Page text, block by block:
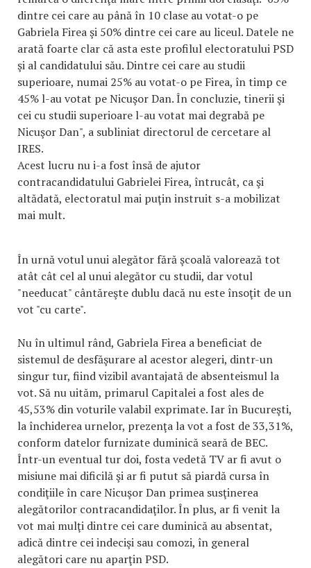
dintre cei care au până în 10 clase au votat-o pe
Gabriela Firea şi 50% dintre cei care au liceul. Datele ne
arată foarte clar că asta este profilul electoratului PSD
şi al candidatului său. Dintre cei care au studii
superioare, numai 25% au votat-o pe Firea, în timp ce
45% l-au votat pe Nicuşor Dan. În concluzie, tinerii şi
cei cu studii superioare l-au votat mai degrabă pe
Nicuşor Dan", a subliniat directorul de cercetare al
IRES.
Acest lucru nu i-a fost însă de ajutor
contracandidatului Gabrielei Firea, întrucât, ca şi
altădată, electoratul mai puţin instruit s-a mobilizat
mai mult.
În urnă votul unui alegător fără şcoală valorează tot
atât cât cel al unui alegător cu studii, dar votul
"needucat" cântăreşte dublu dacă nu este însoţit de un
vot "cu carte".
Nu în ultimul rând, Gabriela Firea a beneficiat de
sistemul de desfăşurare al acestor alegeri, dintr-un
singur tur, fiind vizibil avantajată de absenteismul la
vot. Să nu uităm, primarul Capitalei a fost ales de
45,53% din voturile valabil exprimate. Iar în Bucureşti,
la închiderea urnelor, prezenţa la vot a fost de 33,31%,
conform datelor furnizate duminică seară de BEC.
Într-un eventual tur doi, fosta vedetă TV ar fi avut o
misiune mai dificilă şi ar fi putut să piardă cursa în
condiţiile în care Nicuşor Dan primea susţinerea
alegătorilor contracandidaţilor. În plus, ar fi venit la
vot mai mulţi dintre cei care duminică au absentat,
adică dintre cei indecişi sau comozi, în general
alegători care nu aparţin PSD.